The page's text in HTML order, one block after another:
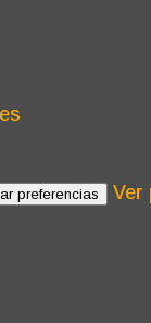
preferencias
Ver